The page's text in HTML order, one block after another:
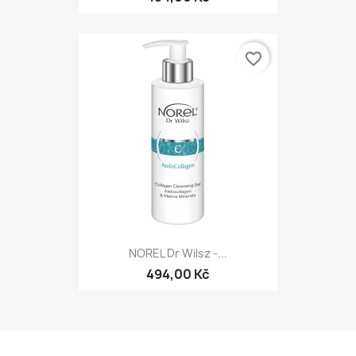
NOREL Dr Wilsz -...
494,00 Kč
favorite_border